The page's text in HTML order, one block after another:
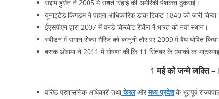
सद्दाम हुसैन ने 2005 में सशर्त रिहाई की अमेरिकी पेशकश ठुकराई।
यूनाइटेड किंगडम ने पहला आधिकारिक डाक टिकट 1840 को जारी
ईएसपीएन द्वारा 2007 में वनडे क्रिकेट रैंकिंग में भारत को नवां स्थान।
स्वीडन में समान सेक्स मैरिज को कानूनी तौर पर 2009 में वैध घोषित
बराक ओबामा ने 2011 में घोषणा की कि 11 सिंतबर के धमाकों का
1 मई को जन्मे
वरिष्ठ प्रशासनिक अधिकारी तथाकेरलऔरमध्य प्रदेशके भूतपूर्व